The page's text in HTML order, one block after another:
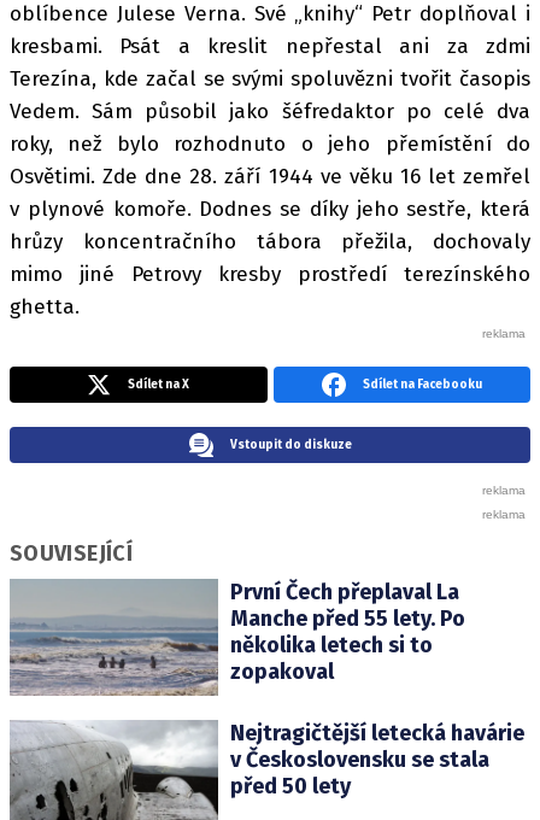
oblíbence Julese Verna. Své „knihy“ Petr doplňoval i
kresbami. Psát a kreslit nepřestal ani za zdmi
Terezína, kde začal se svými spoluvězni tvořit časopis
Vedem. Sám působil jako šéfredaktor po celé dva
roky, než bylo rozhodnuto o jeho přemístění do
Osvětimi. Zde dne 28. září 1944 ve věku 16 let zemřel
v plynové komoře. Dodnes se díky jeho sestře, která
hrůzy koncentračního tábora přežila, dochovaly
mimo jiné Petrovy kresby prostředí terezínského
ghetta.
Sdílet na X Sdílet na Facebooku
Vstoupit do diskuze
SOUVISEJÍCÍ
První Čech přeplaval La
Manche před 55 lety. Po
několika letech si to
zopakoval
Nejtragičtější letecká havárie
v Československu se stala
před 50 lety